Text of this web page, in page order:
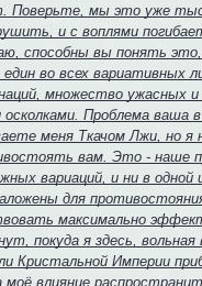
Поверьте, мы это уже
и с воплями
способны вы понять
един во всех вариативных
множество ужасных
осколками. Проблема
меня Ткачом Лжи, но
вам. Это - наше
вариаций, и ни в
для
максимально
покуда я здесь,
Кристальной Империи
моё влияние